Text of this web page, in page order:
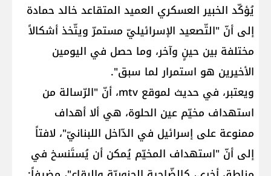
يُؤكّد الخبير العسكري العميد المتقاعد خالد حمادة
إلى أنّ "التّصعيد الإسرائيليّ مستمرّ ويتّخذ أشكالاً
مختلفة بين حينٍ وآخر، وما حصل في اليومين
الأخيرين هو استمرار لما سبق".
ويعتبر، في حديث لموقع mtv، أنّ "الرّسالة من
استهداف مخيّم عين الحلوة، هي ألا أهداف
ممنوعة على إسرائيل في الدّاخل اللبنانيّ"، لافتاً
إلى أنّ "استهداف المخيّم يُمكن أن يُستَنسخ في